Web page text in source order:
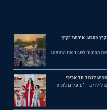
בטבע: אירועי "קיץ
הציבור לסגור את החופש
מגיע לנמל תל אביב!
– "פועלים ג'וניור